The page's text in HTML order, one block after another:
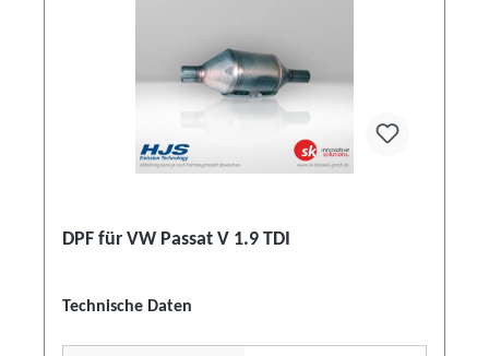
DPF für VW Passat V 1.9 TDI
Technische Daten